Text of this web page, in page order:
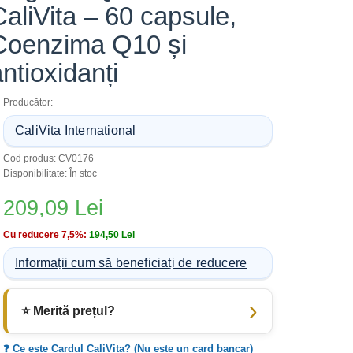
– 60 capsule,
Q10 și
Producător:
CaliVita International
Cod produs: CV0176
Disponibilitate: În stoc
209,09 Lei
Cu reducere 7,5%: 194,50 Lei
Informații cum să beneficiați de reducere
⭐ Merită prețul?
❓ Ce este Cardul CaliVita? (Nu este un card bancar)